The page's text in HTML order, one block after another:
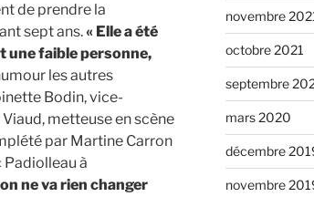
de prendre la
sept ans. « Elle a été
une faible personne,
les autres
Bodin, vice-
metteuse en scène
par Martine Carron
à
ne va rien changer
novembre
octobre 2021
septembre
mars 2020
décembre
novembre